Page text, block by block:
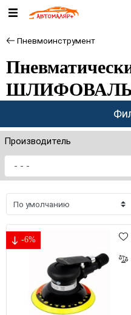
Пневмоинструмент
Производитель
-6%